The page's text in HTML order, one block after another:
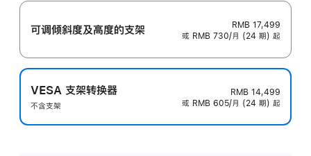
可调倾斜度及高‍度的支‍架
RMB 17,499
或 RMB 730/月 (24 期) 起
VESA 支架转换器
不含支架
RMB 14,499
或 RMB 605/月 (24 期) 起